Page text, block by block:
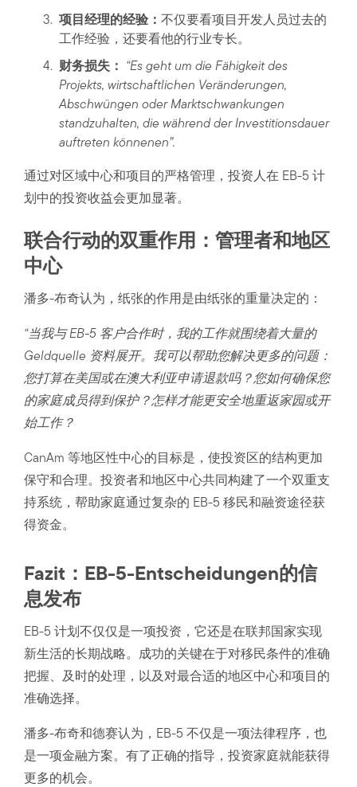
项目经理的经验： 不仅要看项目开发人员过去的
工作经验，还要看他的行业专长。
财务损失：
“Es geht um die Fähigkeit des
Projekts, wirtschaftlichen Veränderungen,
Abschwüngen oder Marktschwankungen
standzuhalten, die während der Investitionsdauer
auftreten könnenen”.
通过对区域中心和项目的严格管理，投资人在 EB-5 计
划中的投资收益会更加显著。
联合行动的双重作用：管理者和地区
中心
潘多-布奇认为，纸张的作用是由纸张的重量决定的：
“当我与 EB-5 客户合作时，我的工作就围绕着大量的
Geldquelle 资料展开。我可以帮助您解决更多的问题：
您打算在美国或在澳大利亚申请退款吗？您如何确保您
的家庭成员得到保护？怎样才能更安全地重返家园或开
始工作？
CanAm 等地区性中心的目标是，使投资区的结构更加
保守和合理。投资者和地区中心共同构建了一个双重支
持系统，帮助家庭通过复杂的 EB-5 移民和融资途径获
得资金。
Fazit：EB-5-Entscheidungen的信
息发布
EB-5 计划不仅仅是一项投资，它还是在联邦国家实现
新生活的长期战略。成功的关键在于对移民条件的准确
把握、及时的处理，以及对最合适的地区中心和项目的
准确选择。
潘多-布奇和德赛认为，EB-5 不仅是一项法律程序，也
是一项金融方案。有了正确的指导，投资家庭就能获得
更多的机会。